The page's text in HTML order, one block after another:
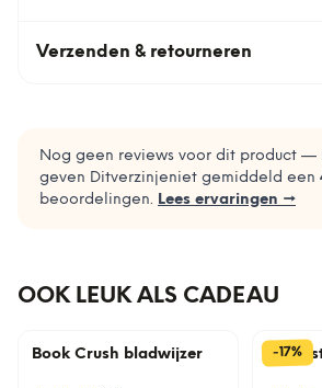
Verzenden & retourneren
Nog geen reviews voor dit product —
geven Ditverzinjeniet gemiddeld een
beoordelingen. Lees ervaringen →
OOK LEUK ALS CADEAU
Book Crush bladwijzer -17%
Cat-